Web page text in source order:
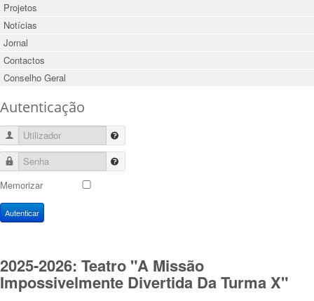
Projetos
Notícias
Jornal
Contactos
Conselho Geral
Autenticação
Utilizador
Senha
Memorizar
Autenticar
2025-2026: Teatro "A Missão
Impossivelmente Divertida Da Turma X"